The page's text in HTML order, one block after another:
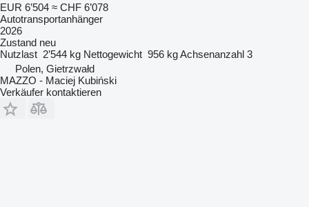
EUR 6’504 ≈ CHF 6’078
Autotransportanhänger
2026
Zustand neu
Nutzlast 2’544 kg Nettogewicht 956 kgAchsenanzahl 3
Polen, Gietrzwałd
MAZZO - Maciej Kubiński
Verkäufer kontaktieren